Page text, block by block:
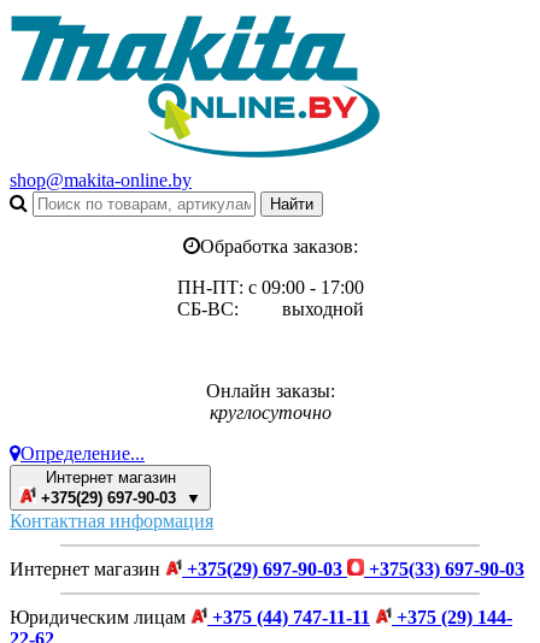
shop@makita-online.by
Обработка заказов:
ПН-ПТ: с 09:00 - 17:00
СБ-ВС: выходной
Онлайн заказы:
круглосуточно
Определение...
Интернет магазин
+375(29) 697-90-03 ▼
Контактная информация
Интернет магазин +375(29) 697-90-03 +375(33) 697-90-03
Юридическим лицам +375 (44) 747-11-11
+375 (29) 144-
22-62